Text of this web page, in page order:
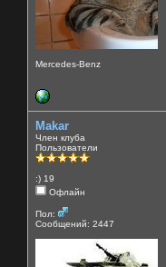
Mercedes-Benz
Makar
Член клуба
Пользователи
:) 19
Офлайн
Пол:
Сообщений: 2447